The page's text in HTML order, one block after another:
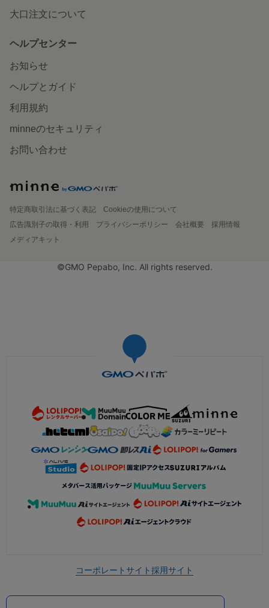
大口注文について
ヘルプセンター
お知らせ
ヘルプとガイド
利用規約
minneのセキュリティ
お問い合わせ
特定商取引法に基づく表記
Cookieの使用について
広告識別子の取得・利用
プライバシーポリシー 会社概要
採用情報
メディアキット
©GMO Pepabo, Inc. All rights reserved.
コーポレートサイト採用サイト